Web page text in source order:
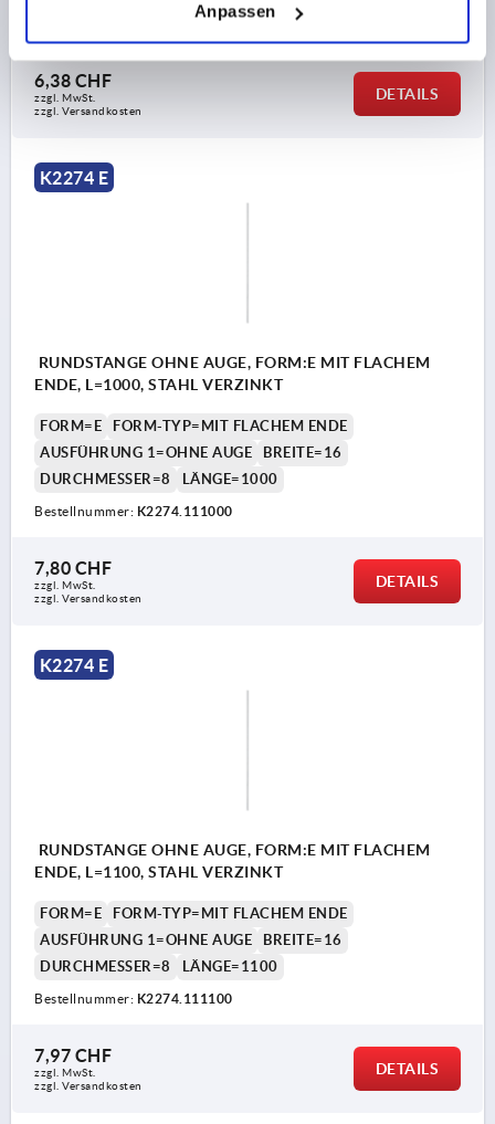
Anpassen
K2274.110900
6,38 CHF
zzgl. MwSt.
zzgl. Versandkosten
DETAILS
K2274 E
RUNDSTANGE OHNE AUGE, FORM:E MIT FLACHEM
ENDE, L=1000, STAHL VERZINKT
FORM=E
FORM-TYP=MIT FLACHEM ENDE
AUSFÜHRUNG 1=OHNE AUGE
BREITE=16
DURCHMESSER=8
LÄNGE=1000
Bestellnummer: K2274.111000
7,80 CHF
zzgl. MwSt.
zzgl. Versandkosten
DETAILS
K2274 E
RUNDSTANGE OHNE AUGE, FORM:E MIT FLACHEM
ENDE, L=1100, STAHL VERZINKT
FORM=E
FORM-TYP=MIT FLACHEM ENDE
AUSFÜHRUNG 1=OHNE AUGE
BREITE=16
DURCHMESSER=8
LÄNGE=1100
Bestellnummer: K2274.111100
7,97 CHF
zzgl. MwSt.
zzgl. Versandkosten
DETAILS